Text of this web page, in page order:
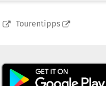
Tourentipps